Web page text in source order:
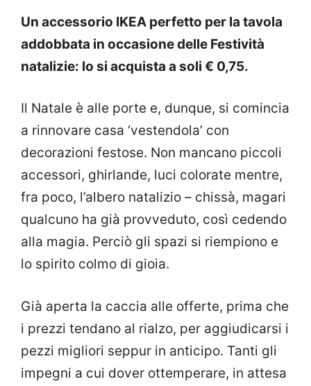
Un accessorio IKEA perfetto per la tavola
addobbata in occasione delle Festività
natalizie: lo si acquista a soli € 0,75.
Il Natale è alle porte e, dunque, si comincia
a rinnovare casa ‘vestendola’ con
decorazioni festose. Non mancano piccoli
accessori, ghirlande, luci colorate mentre,
fra poco, l’albero natalizio – chissà, magari
qualcuno ha già provveduto, così cedendo
alla magia. Perciò gli spazi si riempiono e
lo spirito colmo di gioia.
Già aperta la caccia alle offerte, prima che
i prezzi tendano al rialzo, per aggiudicarsi i
pezzi migliori seppur in anticipo. Tanti gli
impegni a cui dover ottemperare, in attesa